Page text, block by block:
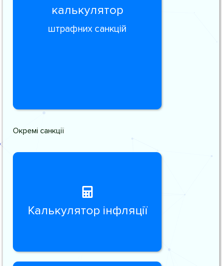
калькулятор
штрафних санкцій
Окремі санкції
Калькулятор інфляції